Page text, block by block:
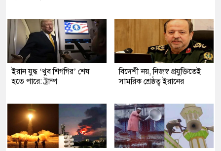
ইরান যুদ্ধ ‘খুব শিগগির’ শেষ
হতে পারে: ট্রাম্প
বিদেশী নয়, নিজস্ব প্রযুক্তিতেই
সামরিক শ্রেষ্ঠত্ব ইরানের